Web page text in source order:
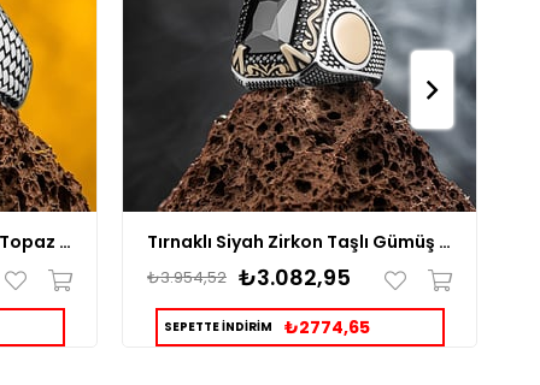
Çevresi Zirkon Taşlı Mistik Topaz Gümüş Yüzük Tırnaklı Siyah Zirkon Taşlı Gümüş Yüzük
₺3.082,95
₺3.954,52
SEPETTE İNDİRİM ₺2774,65